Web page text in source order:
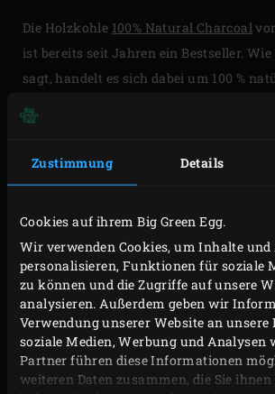
Zustimmung Details
Cookies auf ihrem Big Green Egg.
Wir verwenden Cookies, um Inhalte und
personalisieren, Funktionen für soziale
zu können und die Zugriffe auf unsere
analysieren. Außerdem geben wir
Verwendung unserer Website an
soziale Medien, Werbung und Analysen
Partner führen diese Informationen
weiteren Daten zusammen, die Sie
Die Holzkohle 100% Natural Charcoal
ist bereits seit Jahren ein Bestseller.
sagt, handelt es sich dabei um 100 %
Hainbuche besteht. Dies ist eine
zuvor genannten Eigenschaften
WEITERE INFORMATIONEN